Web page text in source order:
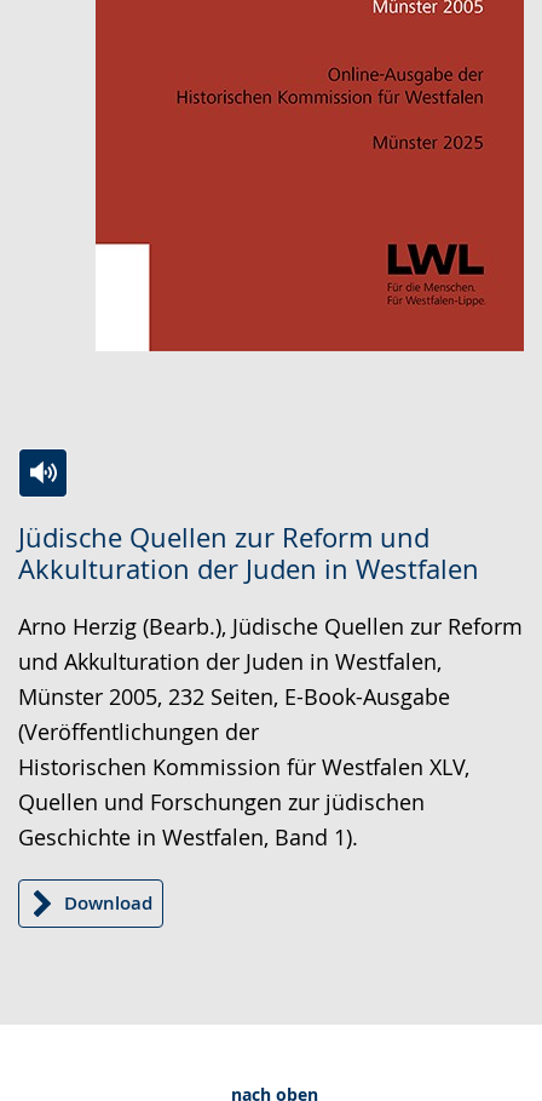
Jüdische Quellen zur Reform und
Akkulturation der Juden in Westfalen
Leichten
Sprache
wechseln.
Audio-
Unterstützung.
Video
in
Deutscher
Gebärdensprache
wird
angezeigt.
Arno Herzig (Bearb.), Jüdische Quellen zur Reform
und Akkulturation der Juden in Westfalen,
Münster 2005, 232 Seiten, E-Book-Ausgabe
(Veröffentlichungen der
Historischen Kommission für Westfalen XLV,
Quellen und Forschungen zur jüdischen
Geschichte in Westfalen, Band 1).
Download
nach oben